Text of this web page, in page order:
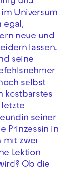
und
Universum
egal,
neue und
lassen.
seine
selbst
kostbarstes
letzte
seiner
Prinzessin in
mit zwei
Lektion
Ob die